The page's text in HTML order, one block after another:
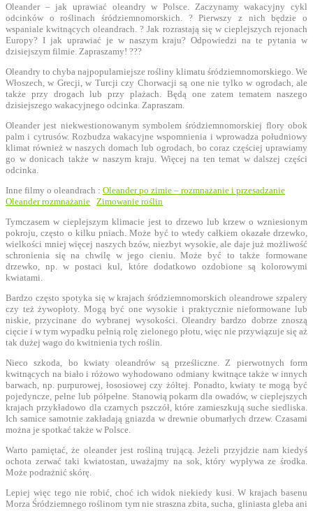
Oleander – jak uprawiać oleandry w Polsce. Zaczynamy wakacyjny cykl
odcinków o roślinach śródziemnomorskich. ? Pierwszy z nich będzie o
wspaniale kwitnących oleandrach. ? Jak rozrastają się w cieplejszych rejonach
Europy? I jak uprawiać je w naszym kraju? Odpowiedzi na te pytania w
dzisiejszym filmie. Zapraszamy! ???
Oleandry to chyba najpopularniejsze rośliny klimatu śródziemnomorskiego. We
Włoszech, w Grecji, w Turcji czy Chorwacji są one nie tylko w ogrodach, ale
także przy drogach lub przy plażach. Będą one zatem tematem naszego
dzisiejszego wakacyjnego odcinka. Zapraszam.
Oleander jest niekwestionowanym symbolem śródziemnomorskiej flory obok
palm i cytrusów. Rozbudza wakacyjne wspomnienia i wprowadza południowy
klimat również w naszych domach lub ogrodach, bo coraz częściej uprawiamy
go w donicach także w naszym kraju. Więcej na ten temat w dalszej części
odcinka.
Inne filmy o oleandrach : Oleander po zimie – rozmnażanie i przesadzanie
Oleander rozmnażanie
Zimowanie roślin
Tymczasem w cieplejszym klimacie jest to drzewo lub krzew o wzniesionym
pokroju, często o kilku pniach. Może być to wtedy całkiem okazałe drzewko,
wielkości mniej więcej naszych bzów, niezbyt wysokie, ale daje już możliwość
schronienia się na chwilę w jego cieniu. Może być to także formowane
drzewko, np. w postaci kul, które dodatkowo ozdobione są kolorowymi
kwiatami.
Bardzo często spotyka się w krajach śródziemnomorskich oleandrowe szpalery
czy też żywopłoty. Mogą być one wysokie i praktycznie nieformowane lub
niskie, przycinane do wybranej wysokości. Oleandry bardzo dobrze znoszą
cięcie i w tym wypadku pełnią rolę zielonego płotu, więc nie przywiązuje się aż
tak dużej wago do kwitnienia tych roślin.
Nieco szkoda, bo kwiaty oleandrów są prześliczne. Z pierwotnych form
kwitnących na biało i różowo wyhodowano odmiany kwitnące także w innych
barwach, np. purpurowej, łososiowej czy żółtej. Ponadto, kwiaty te mogą być
pojedyncze, pełne lub półpełne. Stanowią pokarm dla owadów, w cieplejszych
krajach przykładowo dla czarnych pszczół, które zamieszkują suche siedliska.
Ich samice samotnie zakładają gniazda w drewnie obumarłych drzew. Czasami
można je spotkać także w Polsce.
Warto pamiętać, że oleander jest rośliną trującą. Jeżeli przyjdzie nam kiedyś
ochota zerwać taki kwiatostan, uważajmy na sok, który wypływa ze środka.
Może podrażnić skórę.
Lepiej więc tego nie robić, choć ich widok niekiedy kusi. W krajach basenu
Morza Śródziemnego roślinom tym nie straszna zbita, sucha, gliniasta gleba ani